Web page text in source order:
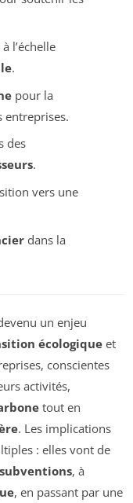
l’échelle
.
pour la
entreprises.
des
.
vers une
dans la
un enjeu
écologiqueet
conscientes
activités,
tout en
. Les implications
: elles vont de
subventions, à
, en passant par une